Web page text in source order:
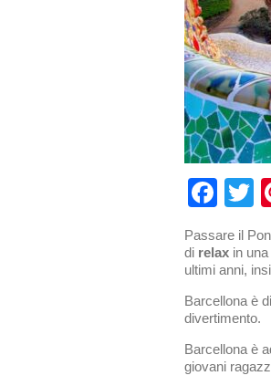
Passare il
di relax in
ultimi anni,
Barcellona è
divertimento.
Barcellona è
giovani